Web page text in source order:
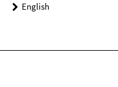
English